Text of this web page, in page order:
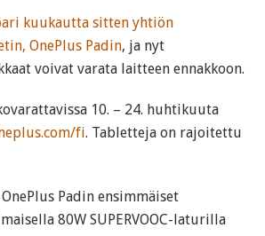
kuukautta sitten yhtiön
OnePlus Padin, ja nyt
voivat varata laitteen ennakkoon.
10. – 24. huhtikuuta
fi. Tabletteja on rajoitettu
Padin ensimmäiset
80W SUPERVOOC-laturilla